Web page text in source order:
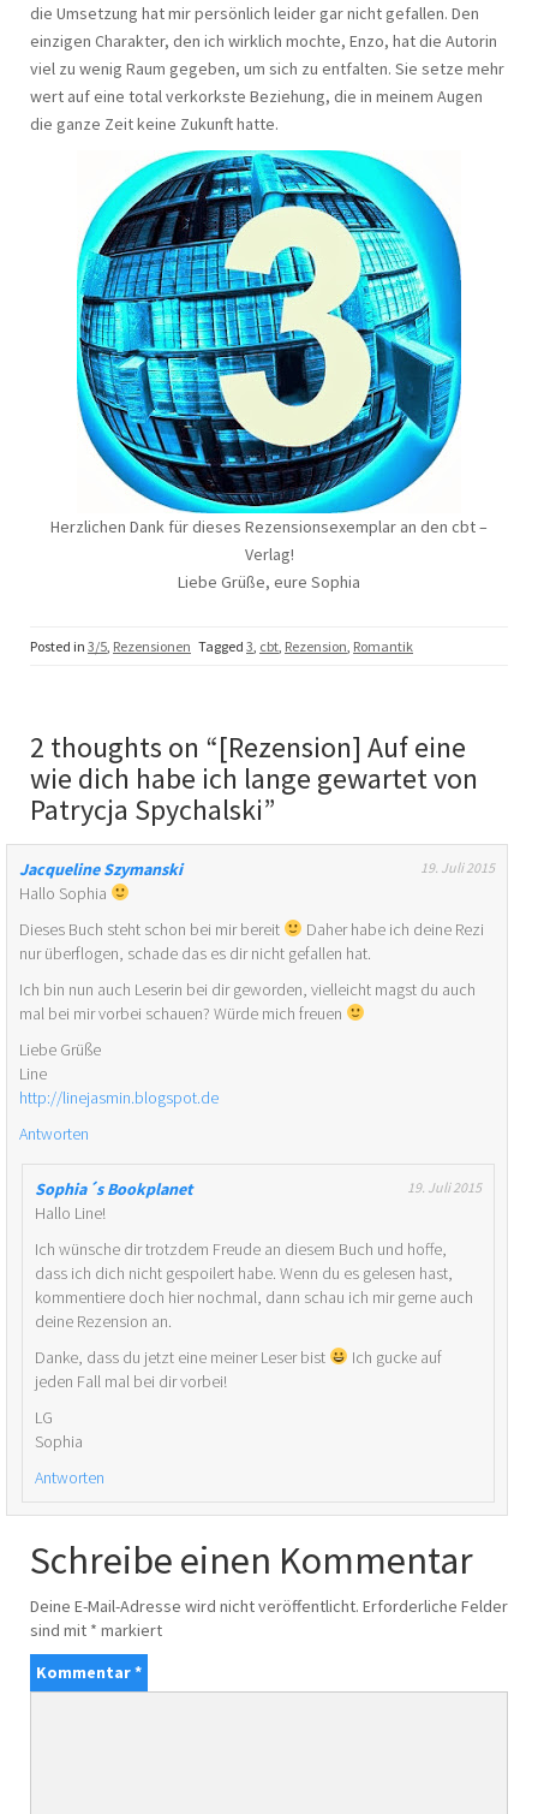
die Umsetzung hat mir persönlich leider gar nicht gefallen. Den
einzigen Charakter, den ich wirklich mochte, Enzo, hat die Autorin
viel zu wenig Raum gegeben, um sich zu entfalten. Sie setze mehr
wert auf eine total verkorkste Beziehung, die in meinem Augen
die ganze Zeit keine Zukunft hatte.
Herzlichen Dank für dieses Rezensionsexemplar an den cbt –
Verlag!
Liebe Grüße, eure Sophia
Posted in 3/5 Rezensionen Tagged 3 cbt Rezension Romantik
2 thoughts on “[Rezension] Auf eine
wie dich habe ich lange gewartet von
Patrycja Spychalski”
Jacqueline Szymanski 19. Juli 2015
Hallo Sophia
Dieses Buch steht schon bei mir bereit
Daher habe ich deine Rezi
nur überflogen, schade das es dir nicht gefallen hat.
Ich bin nun auch Leserin bei dir geworden, vielleicht magst du auch
mal bei mir vorbei schauen? Würde mich freuen
Liebe Grüße
Line
http://linejasmin.blogspot.de
Antworten
Sophia´s Bookplanet 19. Juli 2015
Hallo Line!
Ich wünsche dir trotzdem Freude an diesem Buch und hoffe,
dass ich dich nicht gespoilert habe. Wenn du es gelesen hast,
kommentiere doch hier nochmal, dann schau ich mir gerne auch
deine Rezension an.
Danke, dass du jetzt eine meiner Leser bist
Ich gucke auf
jeden Fall mal bei dir vorbei!
LG
Sophia
Antworten
Schreibe einen Kommentar
Deine E-Mail-Adresse wird nicht veröffentlicht. Erforderliche Felder
sind mit * markiert
Kommentar*